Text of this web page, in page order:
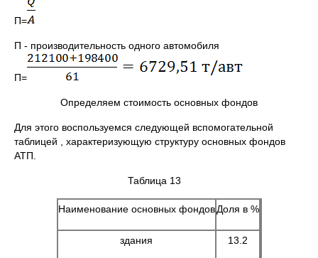
П=
П - производительность одного автомобиля
П=
Определяем стоимость основных фондов
Для этого воспользуемся следующей вспомогательной
таблицей , характеризующую структуру основных фондов
АТП.
Таблица 13
Наименование основных фондов Доля в %
здания 13.2